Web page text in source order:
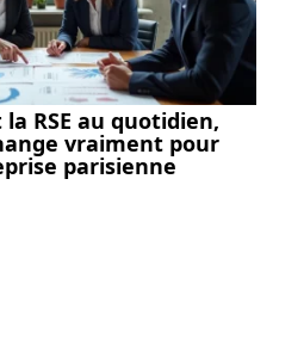
la RSE au quotidien,
vraiment pour
parisienne